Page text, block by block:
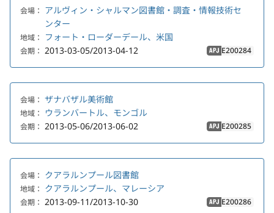
会場： アルヴィン・シャルマン図書館・調査・情報技術セ
ンター
地域： フォート・ローダーデール、米国
会期： 2013-03-05/2013-04-12 APJ E200284
会場： ザナバザル美術館
地域： ウランバートル、モンゴル
会期： 2013-05-06/2013-06-02 APJ E200285
会場： クアラルンプール図書館
地域： クアラルンプール、マレーシア
会期： 2013-09-11/2013-10-30 APJ E200286